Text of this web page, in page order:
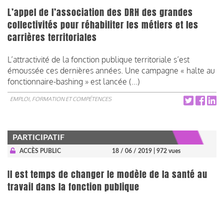
L’appel de l’association des DRH des grandes
collectivités pour réhabiliter les métiers et les
carrières territoriales
L’attractivité de la fonction publique territoriale s’est
émoussée ces dernières années. Une campagne « halte au
fonctionnaire-bashing » est lancée (...)
EMPLOI, FORMATION ET COMPÉTENCES
PARTICIPATIF
ACCÈS PUBLIC 18 / 06 / 2019 | 972 vues
Il est temps de changer le modèle de la santé au
travail dans la fonction publique